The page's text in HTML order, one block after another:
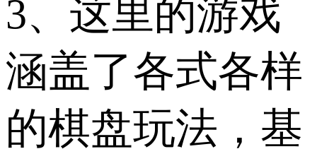
3、这里的游戏
涵盖了各式各样
的棋盘玩法，基